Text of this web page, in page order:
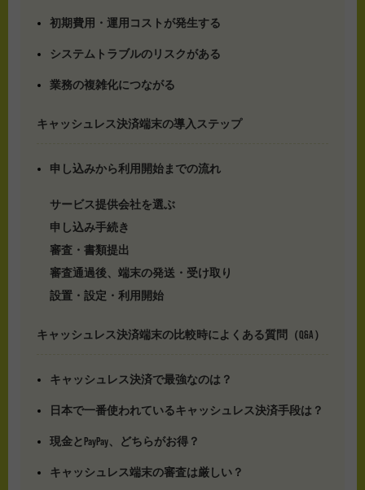
初期費用・運用コストが発生する
システムトラブルのリスクがある
業務の複雑化につながる
キャッシュレス決済端末の導入ステップ
申し込みから利用開始までの流れ
サービス提供会社を選ぶ
申し込み手続き
審査・書類提出
審査通過後、端末の発送・受け取り
設置・設定・利用開始
キャッシュレス決済端末の比較時によくある質問（Q&A）
キャッシュレス決済で最強なのは？
日本で一番使われているキャッシュレス決済手段は？
現金とPayPay、どちらがお得？
キャッシュレス端末の審査は厳しい？